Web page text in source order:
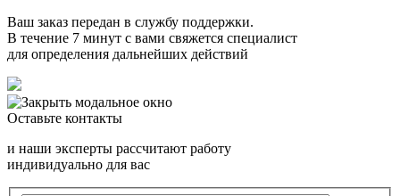
Ваш заказ передан в службу поддержки.
В течение 7 минут с вами свяжется специалист
для определения дальнейших действий
Оставьте контакты
и наши эксперты рассчитают работу
индивидуально для вас